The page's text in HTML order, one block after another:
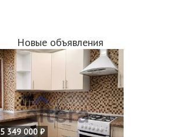
Новые объявления
5 349 000 ₽